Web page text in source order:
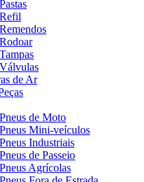
Pastas
Refil
Remendos
Rodoar
Tampas
Válvulas
de Ar
Pneus de Moto
Pneus Mini-veículos
Pneus Industriais
Pneus de Passeio
Pneus Agrícolas